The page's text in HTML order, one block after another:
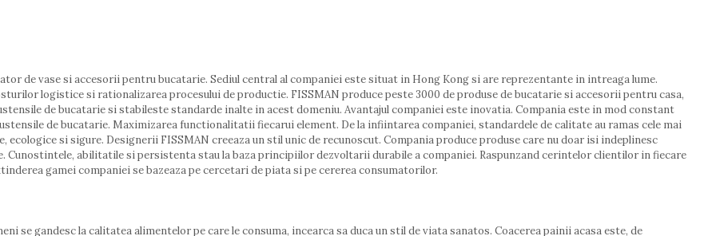
de vase si accesorii pentru bucatarie. Sediul central al companiei este situat in Hong Kong si are reprezentante in intreaga lume.
logistice si rationalizarea procesului de productie. FISSMAN produce peste 3000 de produse de bucatarie si accesorii pentru casa,
de bucatarie si stabileste standarde inalte in acest domeniu. Avantajul companiei este inovatia. Compania este in mod constant
de bucatarie. Maximizarea functionalitatii fiecarui element. De la infiintarea companiei, standardele de calitate au ramas cele mai
si sigure. Designerii FISSMAN creeaza un stil unic de recunoscut. Compania produce produse care nu doar isi indeplinesc
abilitatile si persistenta stau la baza principiilor dezvoltarii durabile a companiei. Raspunzand cerintelor clientilor in fiecare
gamei companiei se bazeaza pe cercetari de piata si pe cererea consumatorilor.
se gandesc la calitatea alimentelor pe care le consuma, incearca sa duca un stil de viata sanatos. Coacerea painii acasa este, de